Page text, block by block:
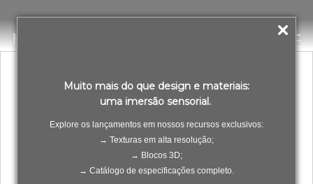
Muito mais do que design e materiais:
uma imersão sensorial.
Explore os lançamentos em nossos recursos exclusivos:
→ Texturas em alta resolução;
→ Blocos 3D;
→ Catálogo de especificações completo.